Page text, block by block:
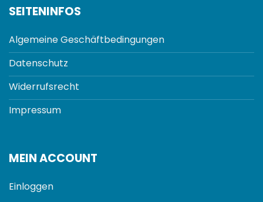
SEITENINFOS
Algemeine Geschäftbedingungen
Datenschutz
Widerrufsrecht
Impressum
MEIN ACCOUNT
Einloggen